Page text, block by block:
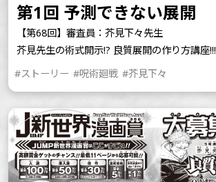
第1回 予測できない展開
【第68回】審査員：芥見下々先生
芥見先生の術式開示!? 良質展開の作り方講座!!!
#ストーリー #呪術廻戦 #芥見下々